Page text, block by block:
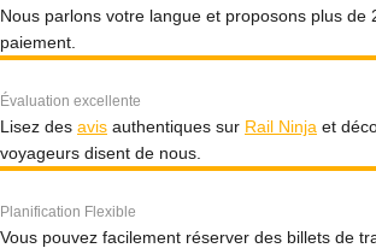
Nous parlons votre langue et proposons plus de
paiement.
Évaluation excellente
Lisez des avis authentiques sur Rail Ninja et
voyageurs disent de nous.
Planification Flexible
Vous pouvez facilement réserver des billets de